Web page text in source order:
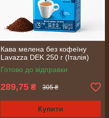
Кава мелена без кофеїну
Lavazza DEK 250 г (Італія)
Готово до відправки
289,75 ₴ 305 ₴
Купити